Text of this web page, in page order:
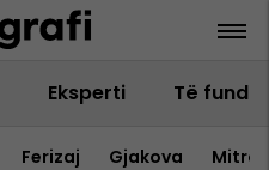
Eksperti Të fundit
Ferizaj Gjakova